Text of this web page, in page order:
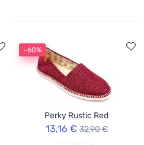
-60%
Perky Rustic Red
13,16 € 32,90 €